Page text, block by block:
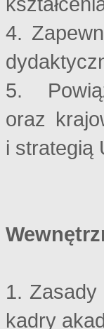
4.
5.
oraz
i strategią
1.
kadry